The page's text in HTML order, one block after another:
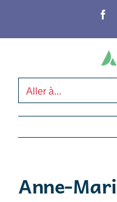
contenu
Aller à...
Anne-